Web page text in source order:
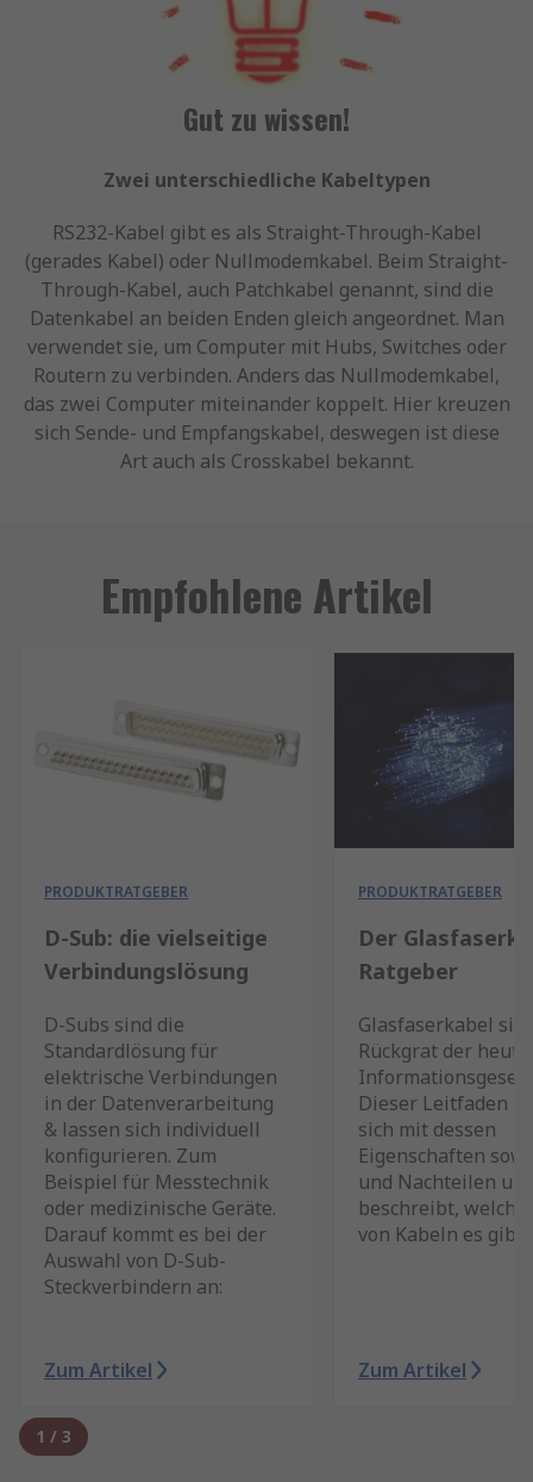
Gut zu wissen!
Zwei unterschiedliche Kabeltypen
RS232-Kabel gibt es als Straight-Through-Kabel
(gerades Kabel) oder Nullmodemkabel. Beim Straight-
Through-Kabel, auch Patchkabel genannt, sind die
Datenkabel an beiden Enden gleich angeordnet. Man
verwendet sie, um Computer mit Hubs, Switches oder
Routern zu verbinden. Anders das Nullmodemkabel,
das zwei Computer miteinander koppelt. Hier kreuzen
sich Sende- und Empfangskabel, deswegen ist diese
Art auch als Crosskabel bekannt.
Empfohlene Artikel
PRODUKTRATGEBER
D-Sub: die vielseitige
Verbindungslösung
D-Subs sind die
Standardlösung für
elektrische Verbindungen
in der Datenverarbeitung
& lassen sich individuell
konfigurieren. Zum
Beispiel für Messtechnik
oder medizinische Geräte.
Darauf kommt es bei der
Auswahl von D-Sub-
Steckverbindern an:
Zum Artikel
PRODUKTRATGEBER
Der
Ratgeber
Glasfaserkabel
Rückgrat der
Dieser Leitfaden
sich mit dessen
Eigenschaften
und Nachteilen
beschreibt,
von Kabeln es gibt.
Zum Artikel
1 / 3